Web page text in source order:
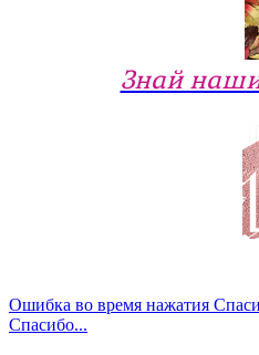
Знай
Ошибка во время нажатия
Спасибо...